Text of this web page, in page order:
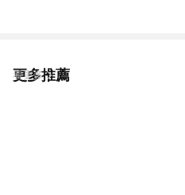
更多推薦
看更多